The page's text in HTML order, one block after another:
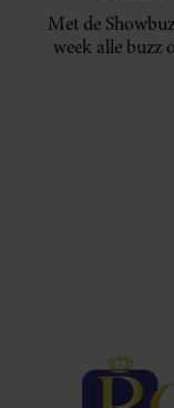
Met de
week alle buzz